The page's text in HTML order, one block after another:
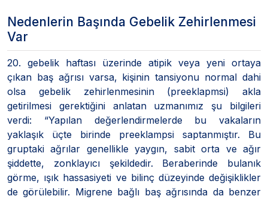
Nedenlerin Başında Gebelik Zehirlenmesi
Var
20. gebelik haftası üzerinde atipik veya yeni ortaya
çıkan baş ağrısı varsa, kişinin tansiyonu normal dahi
olsa gebelik zehirlenmesinin (preeklapmsi) akla
getirilmesi gerektiğini anlatan uzmanımız şu bilgileri
verdi: “Yapılan değerlendirmelerde bu vakaların
yaklaşık üçte birinde preeklampsi saptanmıştır. Bu
gruptaki ağrılar genellikle yaygın, sabit orta ve ağır
şiddette, zonklayıcı şekildedir. Beraberinde bulanık
görme, ışık hassasiyeti ve bilinç düzeyinde değişiklikler
de görülebilir. Migrene bağlı baş ağrısında da benzer